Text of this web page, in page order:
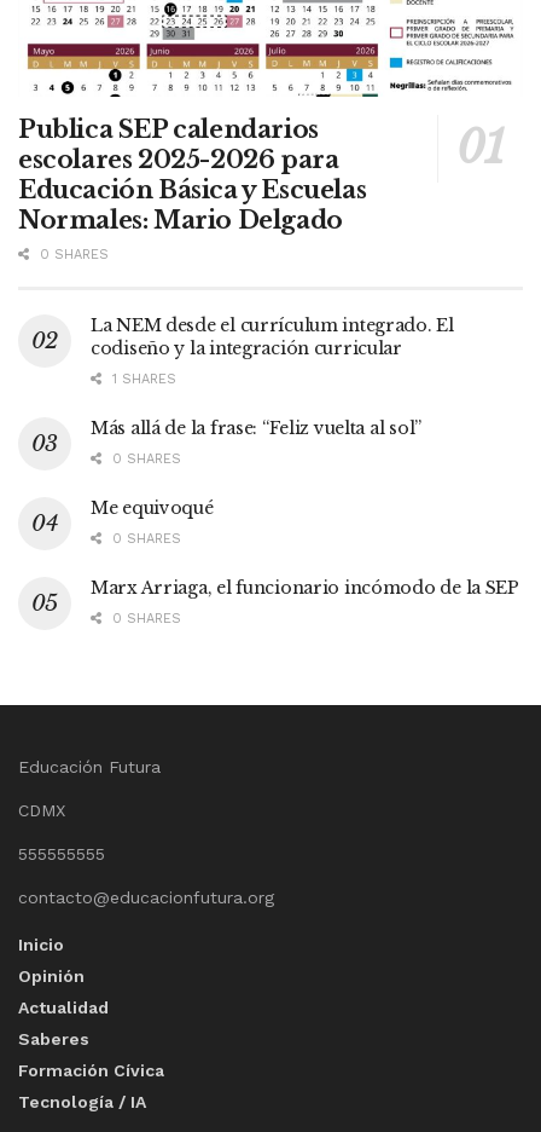
Publica SEP calendarios
escolares 2025-2026 para
Educación Básica y Escuelas
Normales: Mario Delgado
0 SHARES
La NEM desde el currículum integrado. El
codiseño y la integración curricular
1 SHARES
Más allá de la frase: “Feliz vuelta al sol”
0 SHARES
Me equivoqué
0 SHARES
Marx Arriaga, el funcionario incómodo de la SEP
0 SHARES
Educación Futura
CDMX
555555555
contacto@educacionfutura.org
Inicio
Opinión
Actualidad
Saberes
Formación Cívica
Tecnología / IA